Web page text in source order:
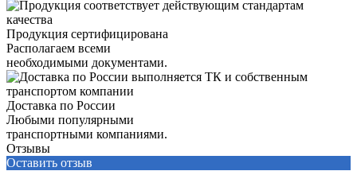
Продукция сертифицирована
Располагаем всеми
необходимыми документами.
Доставка по России
Любыми популярными
транспортными компаниями.
Отзывы
Оставить отзыв